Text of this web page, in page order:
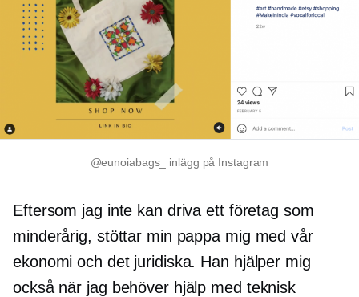
@eunoiabags_ inlägg på Instagram
Eftersom jag inte kan driva ett företag som
minderårig, stöttar min pappa mig med vår
ekonomi och det juridiska. Han hjälper mig
också när jag behöver hjälp med teknisk